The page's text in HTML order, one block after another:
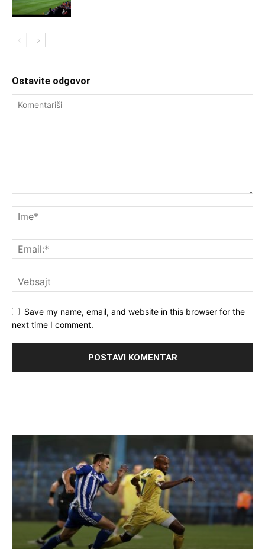
Ostavite odgovor
Save my name, email, and website in this browser for the
next time I comment.